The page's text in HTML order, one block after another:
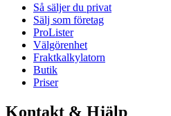
Så säljer du privat
Sälj som företag
ProLister
Välgörenhet
Fraktkalkylatorn
Butik
Priser
Kontakt & Hjälp